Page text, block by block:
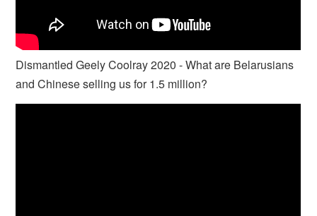
Dismantled Geely Coolray 2020 - What are Belarusians
and Chinese selling us for 1.5 million?